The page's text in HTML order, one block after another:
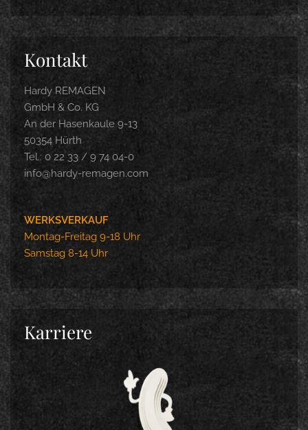
Kontakt
Hardy REMAGEN
GmbH & Co. KG
An der Hasenkaule 9-13
50354 Hürth
Tel.: 0 22 33 / 9 74 04-0
info@hardy-remagen.com
WERKSVERKAUF
Montag-Freitag 9-18 Uhr
Samstag 8-14 Uhr
Karriere